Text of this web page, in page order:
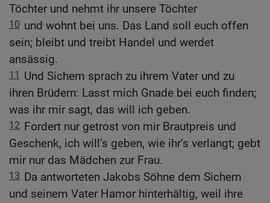
Töchter und nehmt ihr unsere Töchter
10 und wohnt bei uns. Das Land soll euch offen
sein; bleibt und treibt Handel und werdet
ansässig.
11
Und Sichem sprach zu ihrem Vater und zu
ihren Brüdern: Lasst mich Gnade bei euch finden;
was ihr mir sagt, das will ich geben.
12 Fordert nur getrost von mir Brautpreis und
Geschenk, ich will’s geben, wie ihr’s verlangt; gebt
mir nur das Mädchen zur Frau.
13 Da antworteten Jakobs Söhne dem Sichem
und seinem Vater Hamor hinterhältig, weil ihre